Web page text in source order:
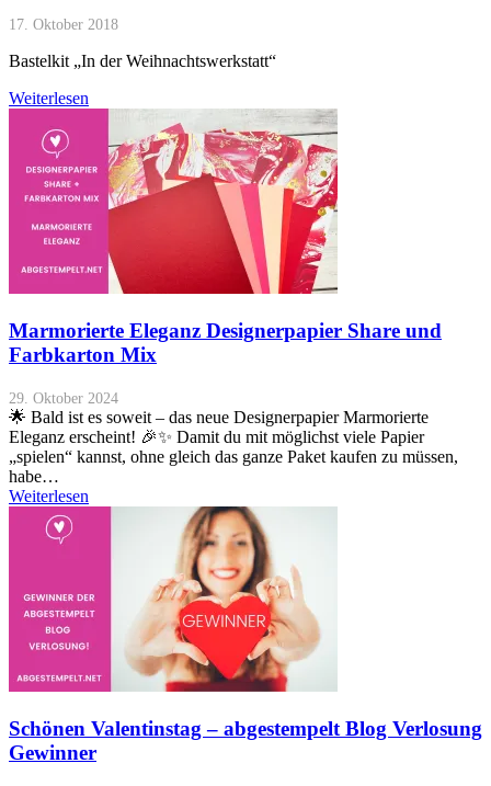
17. Oktober 2018
Bastelkit „In der Weihnachtswerkstatt“
Weiterlesen
Marmorierte Eleganz Designerpapier Share und
Farbkarton Mix
29. Oktober 2024
🌟 Bald ist es soweit – das neue Designerpapier Marmorierte
Eleganz erscheint! 🎉✨ Damit du mit möglichst viele Papier
„spielen“ kannst, ohne gleich das ganze Paket kaufen zu müssen,
habe…
Weiterlesen
Schönen Valentinstag – abgestempelt Blog Verlosung
Gewinner